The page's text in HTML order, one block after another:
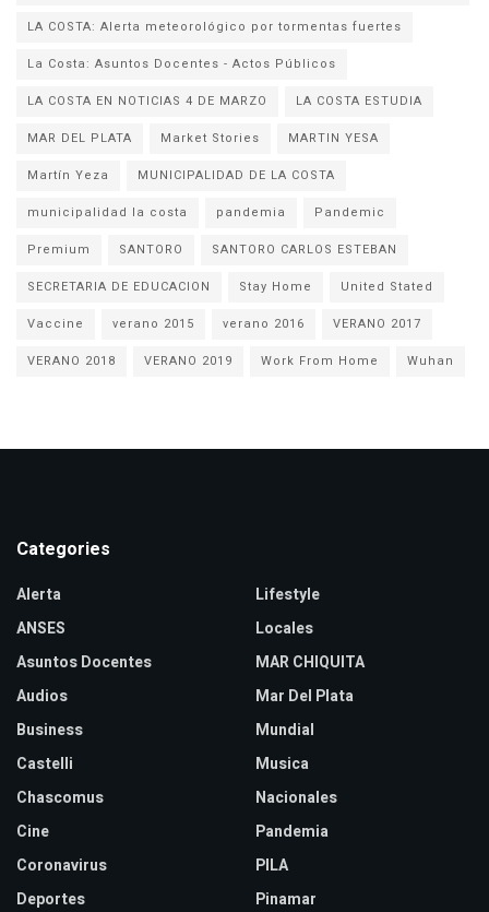
LA COSTA: Alerta meteorológico por tormentas fuertes
La Costa: Asuntos Docentes - Actos Públicos
LA COSTA EN NOTICIAS 4 DE MARZO
LA COSTA ESTUDIA
MAR DEL PLATA
Market Stories
MARTIN YESA
Martín Yeza
MUNICIPALIDAD DE LA COSTA
municipalidad la costa
pandemia
Pandemic
Premium
SANTORO
SANTORO CARLOS ESTEBAN
SECRETARIA DE EDUCACION
Stay Home
United Stated
Vaccine
verano 2015 verano 2016
VERANO 2017
VERANO 2018
VERANO 2019 Work From Home Wuhan
Categories
Alerta
ANSES
Asuntos Docentes
Audios
Business
Castelli
Chascomus
Cine
Coronavirus
Deportes
Lifestyle
Locales
MAR CHIQUITA
Mar Del Plata
Mundial
Musica
Nacionales
Pandemia
PILA
Pinamar